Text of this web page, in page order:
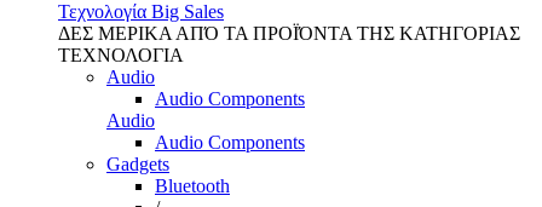
Τεχνολογία Big Sales
ΔΕΣ ΜΕΡΙΚΑ ΑΠΌ ΤΑ ΠΡΟΪΌΝΤΑ ΤΗΣ ΚΑΤΗΓΟΡΙΑΣ
ΤΕΧΝΟΛΟΓΙΑ
Audio
Audio Components
Audio
Audio Components
Gadgets
Bluetooth